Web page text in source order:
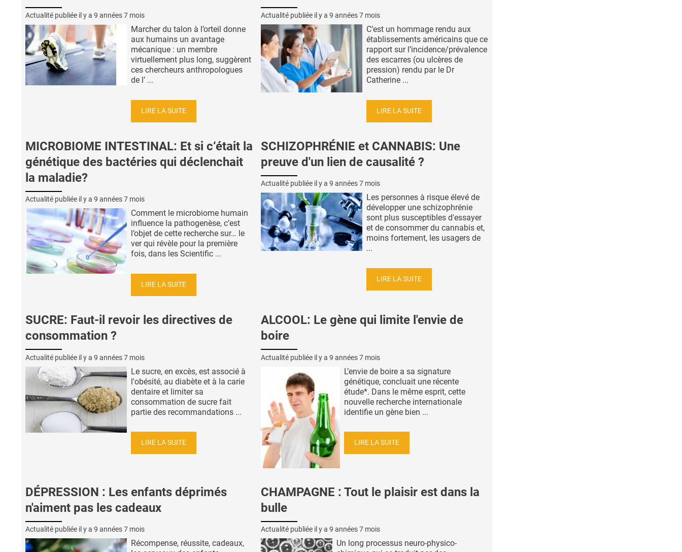
Actualité publiée il y a 9 années 7 mois
Marcher du talon à l’orteil donne
aux humains un avantage
mécanique : un membre
virtuellement plus long, suggèrent
ces chercheurs anthropologues
de l’ ...
LIRE LA SUITE
Actualité publiée il y a 9 années 7 mois
C’est un hommage rendu aux
établissements américains que ce
rapport sur l’incidence/prévalence
des escarres (ou ulcères de
pression) rendu par le Dr
Catherine ...
LIRE LA SUITE
MICROBIOME INTESTINAL: Et si c‘était la
génétique des bactéries qui déclenchait
la maladie?
Actualité publiée il y a 9 années 7 mois
Comment le microbiome humain
influence la pathogenèse, c’est
l’objet de cette recherche sur… le
ver qui révèle pour la première
fois, dans les Scientific ...
LIRE LA SUITE
SCHIZOPHRÉNIE et CANNABIS: Une
preuve d'un lien de causalité ?
Actualité publiée il y a 9 années 7 mois
Les personnes à risque élevé de
développer une schizophrénie
sont plus susceptibles d'essayer
et de consommer du cannabis et,
moins fortement, les usagers de
...
LIRE LA SUITE
SUCRE: Faut-il revoir les directives de
consommation ?
Actualité publiée il y a 9 années 7 mois
Le sucre, en excès, est associé à
l'obésité, au diabète et à la carie
dentaire et limiter sa
consommation de sucre fait
partie des recommandations ...
LIRE LA SUITE
ALCOOL: Le gène qui limite l'envie de
boire
Actualité publiée il y a 9 années 7 mois
L’envie de boire a sa signature
génétique, concluait une récente
étude*. Dans le même esprit, cette
nouvelle recherche internationale
identifie un gène bien ...
LIRE LA SUITE
DÉPRESSION : Les enfants déprimés
n'aiment pas les cadeaux
Actualité publiée il y a 9 années 7 mois
Récompense, réussite, cadeaux,
CHAMPAGNE : Tout le plaisir est dans la
bulle
Actualité publiée il y a 9 années 7 mois
Un long processus neuro-physico-